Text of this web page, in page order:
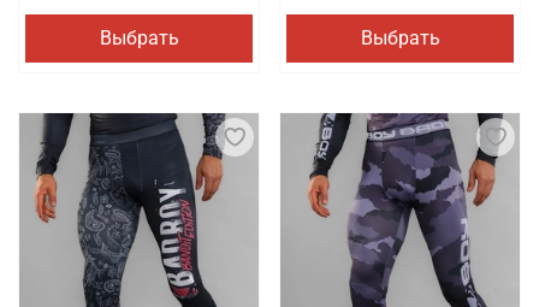
Выбрать Выбрать